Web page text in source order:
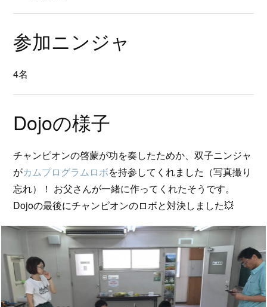
参加ニンジャ
4名
Dojoの様子
チャンピオンの啓蒙が功を奏したためか、双子ニンジャ
がカムプログラムロボを持参してくれました（写真撮り
忘れ）！ お父さんが一緒に作ってくれたそうです。
Dojoの最後にチャンピオンのロボと対決しました💥